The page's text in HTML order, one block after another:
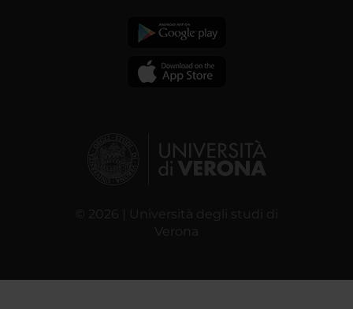
© 2026 | Università degli studi di
Verona